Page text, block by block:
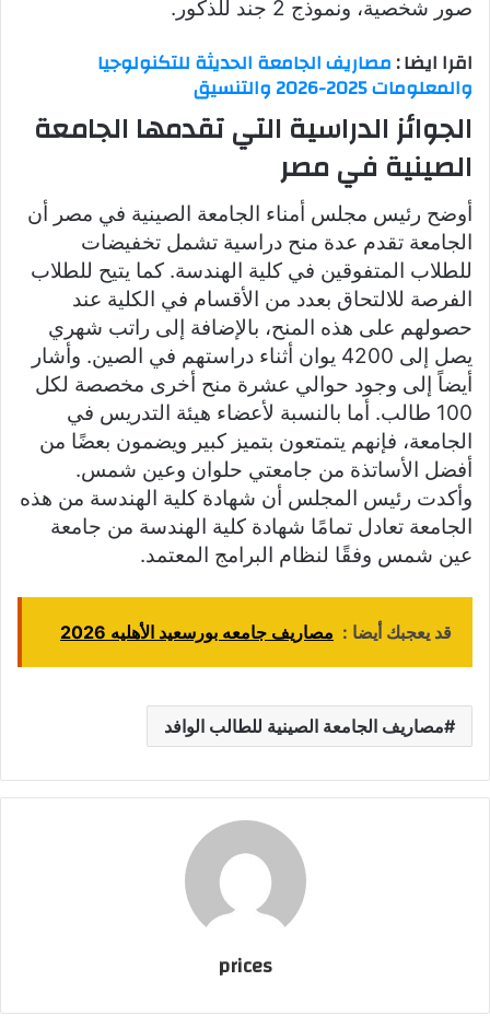
صور شخصية، ونموذج 2 جند للذكور.
اقرا ايضا :مصاريف الجامعة الحديثة للتكنولوجيا
والمعلومات 2025-2026 والتنسيق
الجوائز الدراسية التي تقدمها الجامعة
الصينية في مصر
أوضح رئيس مجلس أمناء الجامعة الصينية في مصر أن
الجامعة تقدم عدة منح دراسية تشمل تخفيضات
للطلاب المتفوقين في كلية الهندسة. كما يتيح للطلاب
الفرصة للالتحاق بعدد من الأقسام في الكلية عند
حصولهم على هذه المنح، بالإضافة إلى راتب شهري
يصل إلى 4200 يوان أثناء دراستهم في الصين. وأشار
أيضاً إلى وجود حوالي عشرة منح أخرى مخصصة لكل
100 طالب. أما بالنسبة لأعضاء هيئة التدريس في
الجامعة، فإنهم يتمتعون بتميز كبير ويضمون بعضًا من
أفضل الأساتذة من جامعتي حلوان وعين شمس.
وأكدت رئيس المجلس أن شهادة كلية الهندسة من هذه
الجامعة تعادل تمامًا شهادة كلية الهندسة من جامعة
عين شمس وفقًا لنظام البرامج المعتمد.
قد يعجبك أيضا : مصاريف جامعه بورسعيد الأهليه 2026
مصاريف الجامعة الصينية للطالب الوافد
prices